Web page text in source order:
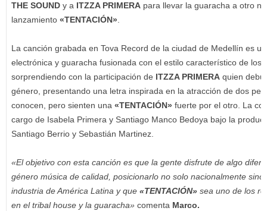
THE SOUND y a ITZZA PRIMERA para llevar la guaracha a otro
lanzamiento «TENTACIÓN»
La canción grabada en Tova Record de la ciudad de Medellín es
electrónica y guaracha fusionada con el estilo característico de los
sorprendiendo con la participación de ITZZA PRIMERA quien
género, presentando una letra inspirada en la atracción de dos
conocen, pero sienten una «TENTACIÓN» fuerte por el otro. La
cargo de Isabela Primera y Santiago Manco Bedoya bajo la
Santiago Berrio y Sebastián Martinez.
«El objetivo con esta canción es que la gente disfrute de algo
género música de calidad, posicionarlo no solo nacionalmente sino
industria de América Latina y que «TENTACIÓN» sea uno de los
en el tribal house y la guaracha» comenta Marco.